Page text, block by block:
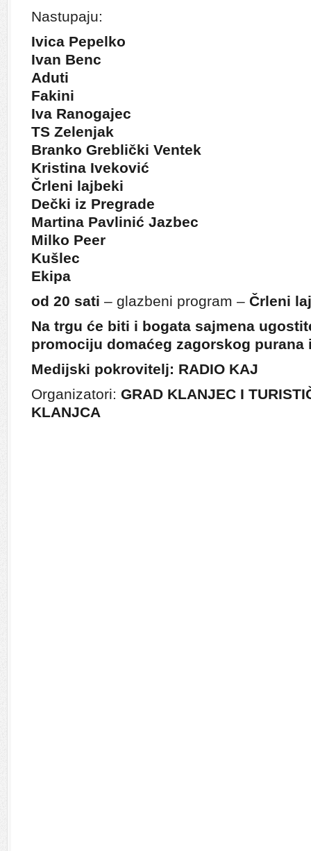
Nastupaju:
Ivica Pepelko
Ivan Benc
Aduti
Fakini
Iva Ranogajec
TS Zelenjak
Branko Greblički Ventek
Kristina Iveković
Črleni lajbeki
Dečki iz Pregrade
Martina Pavlinić Jazbec
Milko Peer
Kušlec
Ekipa
od 20 sati – glazbeni program – Črleni
Na trgu će biti i bogata sajmena
promociju domaćeg zagorskog
Medijski pokrovitelj: RADIO KAJ
Organizatori: GRAD KLANJEC I
KLANJCA